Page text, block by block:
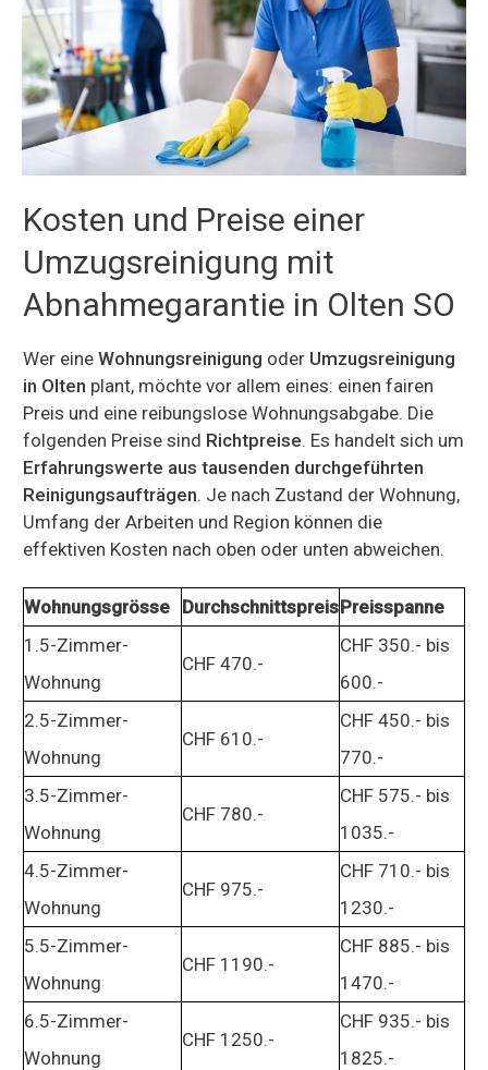
Kosten und Preise einer
Umzugsreinigung mit
Abnahmegarantie in Olten SO
Wer eine Wohnungsreinigung oder Umzugsreinigung
in Olten plant, möchte vor allem eines: einen fairen
Preis und eine reibungslose Wohnungsabgabe. Die
folgenden Preise sind Richtpreise. Es handelt sich um
Erfahrungswerte aus tausenden durchgeführten
Reinigungsaufträgen. Je nach Zustand der Wohnung,
Umfang der Arbeiten und Region können die
effektiven Kosten nach oben oder unten abweichen.
Wohnungsgrösse DurchschnittspreisPreisspanne
1.5-Zimmer-
Wohnung
CHF 470.-
CHF 350.- bis
600.-
2.5-Zimmer-
Wohnung
CHF 610.-
CHF 450.- bis
770.-
3.5-Zimmer-
Wohnung
CHF 780.-
CHF 575.- bis
1035.-
4.5-Zimmer-
Wohnung
CHF 975.-
CHF 710.- bis
1230.-
5.5-Zimmer-
Wohnung
CHF 1190.-
CHF 885.- bis
1470.-
6.5-Zimmer-
Wohnung
CHF 1250.-
CHF 935.- bis
1825.-